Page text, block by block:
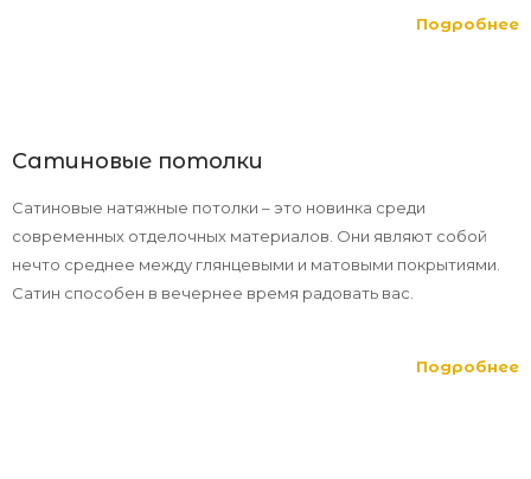
Подробнее
Сатиновые потолки
Сатиновые натяжные потолки – это новинка среди
современных отделочных материалов. Они являют собой
нечто среднее между глянцевыми и матовыми покрытиями.
Сатин способен в вечернее время радовать вас.
Подробнее